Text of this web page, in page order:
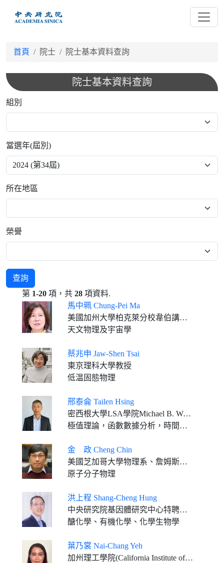
首頁 院士 院士基本資料查詢
院士基本資料查詢
組別
當選年(屆別)
所在地區
榮譽
查詢
第 1-20 項，共 28 項資料.
馬中珮 Chung-Pei Ma
美國加州大學柏克萊分校韋伯講座教授
天文物理及宇宙學
蔡兆申 Jaw-Shen Tsai
東京理科大學教授
低温固態物理
邢泰侖 Tailen Hsing
密西根大學LSA學院Michael B. Woodroofe統計學教授
極值理論，函數數據分析，時間序列分析，空間統計學
金 政 Cheng Chin
美國芝加哥大學物理系、詹姆斯弗蘭克研究所和恩里科費米研究所教授
原子分子物理
洪上程 Shang-Cheng Hung
中央研究院基因體研究中心特聘研究員
醣化學、有機化學、化學生物學
葉乃裳 Nai-Chang Yeh
加州理工學院(California Institute of Technology) Thomas W. Hogan物理講座教授